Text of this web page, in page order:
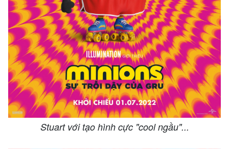
Stuart với tạo hình cực "cool ngầu"...